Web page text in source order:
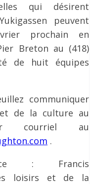
qui désirent
peuvent
prochain en
Breton au (418)
de huit équipes
communiquer
de la culture au
courriel au
.
: Francis
loisirs et de la